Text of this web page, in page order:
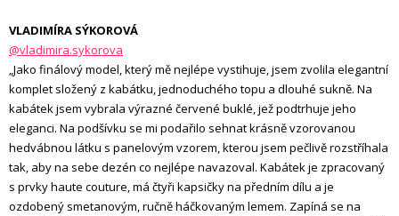
VLADIMÍRA SÝKOROVÁ
@vladimira.sykorova
„Jako finálový model, který mě nejlépe vystihuje, jsem zvolila elegantní
komplet složený z kabátku, jednoduchého topu a dlouhé sukně. Na
kabátek jsem vybrala výrazné červené buklé, jež podtrhuje jeho
eleganci. Na podšívku se mi podařilo sehnat krásně vzorovanou
hedvábnou látku s panelovým vzorem, kterou jsem pečlivě rozstříhala
tak, aby na sebe dezén co nejlépe navazoval. Kabátek je zpracovaný
s prvky haute couture, má čtyři kapsičky na předním dílu a je
ozdobený smetanovým, ručně háčkovaným lemem. Zapíná se na